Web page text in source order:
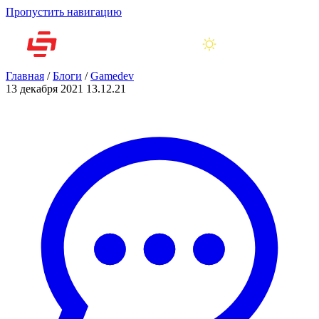
Пропустить навигацию
Главная /Блоги /Gamedev
13 декабря 2021 13.12.21